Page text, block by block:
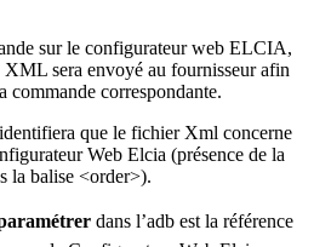
sur le configurateur web ELCIA,
sera envoyé au fournisseur afin
commande correspondante.
que le fichier Xml concerne
Web Elcia (présence de la
la balise <order>).
dans l’adb est la référence